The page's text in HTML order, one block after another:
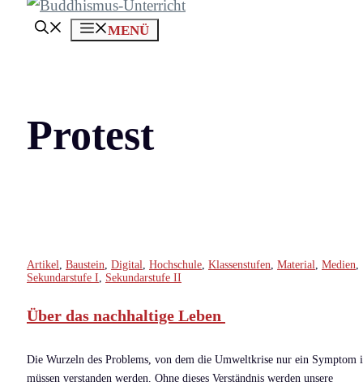
MENÜ
Protest
Artikel Baustein Digital Hochschule Klassenstufen Material Medien
Sekundarstufe I
Sekundarstufe II
Über das nachhaltige Leben
Die Wurzeln des Problems, von dem die Umweltkrise nur ein Symptom
müssen verstanden werden. Ohne dieses Verständnis werden unsere